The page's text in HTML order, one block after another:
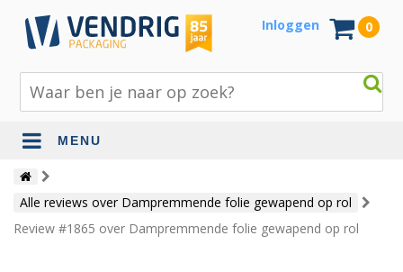
Inloggen 0
MENU
Beschermingsmateriaal
Bouw- en tuinmaterialen
Alle reviews over Dampremmende folie gewapend op rol
Review #1865 over Dampremmende folie gewapend op rol